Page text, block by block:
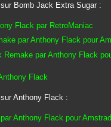
Bomb Jack Extra Sugar :
Flack par RetroManiac
par Anthony Flack pour
Remake par Anthony Flack
Flack
Anthony Flack :
Anthony Flack pour